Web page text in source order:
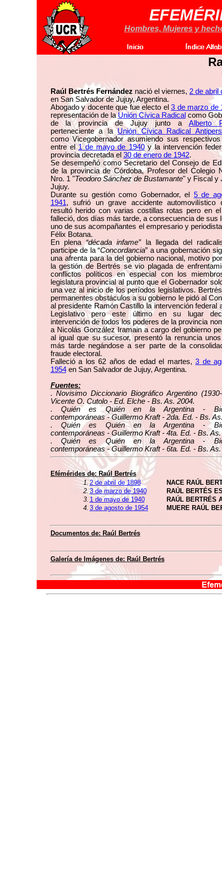
Hombres, Mujeres y
Raúl Bertrés Fernández nació el viernes, 2 de abril
en San Salvador de Jujuy, Argentina.
Abogado y docente que fue electo el 3 de marzo de
representación de laUnión Cívica Radical como
de la provincia de Jujuy junto a Alberto
perteneciente a laUnión Cívica Radical
como Vicegobernador asumiendo sus
entre el1 de mayo de 1940y la intervención
provincia decretada el 30 de enero de 1942.
Se desempeñó como Secretario del Consejo de
de la provincia de Córdoba, Profesor del Colegio
Nro. 1 "Teodoro Sánchez de Bustamante" y Fiscal y
Jujuy.
Durante su gestión como Gobernador, el 5 de
1941, sufrió un grave accidente automovilístico
resultó herido con varias costillas rotas pero en
falleció, dos días más tarde, a consecuencia de sus
uno de sus acompañantes el empresario y
Félix Botana.
En plena“década infame”la llegada del
participe de la “Concordancia” a una gobernación
una afrenta para la del gobierno nacional, motivo
la gestión de Bertrés se vio plagada de
conflictos políticos en especial con los
legislatura provincial al punto que el Gobernador
una vez al inicio de los períodos legislativos.
permanentes obstáculos a su gobierno le pidó al
al presidente Ramón Castillo la intervención federal
Legislativo pero este último en su lugar
intervención de todos los poderes de la provincia
a Nicolás González Iramain a cargo del gobierno
al igual que su sucesor, presentó la renuncia
más tarde negándose a ser parte de la
fraude electoral.
Falleció a los 62 años de edad el martes, 3 de
1954en San Salvador de Jujuy, Argentina.
Fuentes:
. Novisimo Diccionario Biográfico Argentino
Vicente O. Cutolo - Ed. Elche - Bs. As. 2004.
. Quién es Quién en la Argentina -
contemporáneas - Guillermo Kraft - 2da. Ed. - Bs.
. Quién es Quién en la Argentina -
contemporáneas - Guillermo Kraft - 4ta. Ed. - Bs. As.
. Quién es Quién en la Argentina -
contemporáneas - Guillermo Kraft - 6ta. Ed. - Bs. As.
Efémérides de: Raúl Bertrés
1. 2 de abril de 1898
NACE RAÚL
2.3 de marzo de 1940
RAÚL BERTÉS
3. 1 de mayo de 1940
RAÚL BERTRÉS
4. 3 de agosto de 1954 MUERE RAÚL
Documentos de: Raúl Bertrés
Galería de Imágenes de: Raúl Bertrés